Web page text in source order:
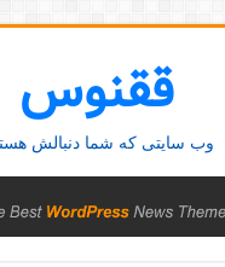
ققنوس
وب سایتی که شما دنبالش